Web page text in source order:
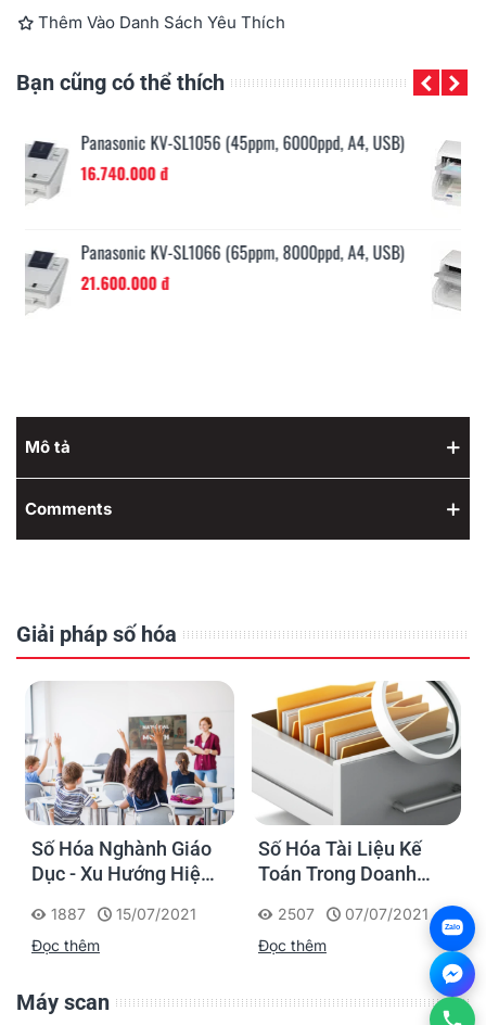
Thêm Vào Danh Sách Yêu Thích
Bạn cũng có thể thích
Panasonic KV-S5046H (80ppm, 25000ppd, A3, USB)
99.900.000 đ
Panasonic KV-S5076H (100ppm, 35000ppd, A3, USB)
178.200.000 đ
Mô tả
Comments
Giải pháp số hóa
Số Hóa Nghành Giáo
Dục - Xu Hướng Hiện
1887
15/07/2021
Đọc thêm
Số Hóa Tài Liệu Kế
Toán Trong Doanh
2507
07/07/2021
Đọc thêm
Máy scan
Zalo